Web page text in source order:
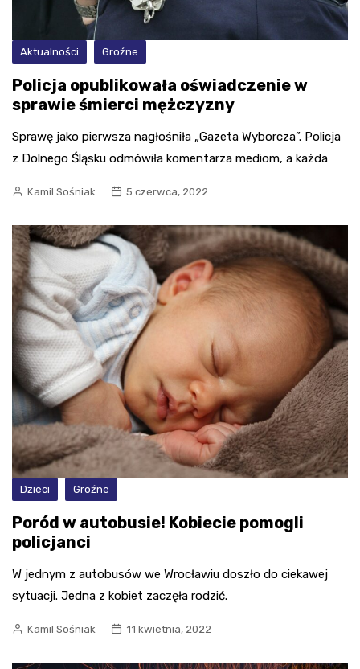
Aktualności Groźne
Policja opublikowała oświadczenie w
sprawie śmierci mężczyzny
Sprawę jako pierwsza nagłośniła „Gazeta Wyborcza”. Policja
z Dolnego Śląsku odmówiła komentarza mediom, a każda
Kamil Sośniak 5 czerwca, 2022
Dzieci Groźne
Poród w autobusie! Kobiecie pomogli
policjanci
W jednym z autobusów we Wrocławiu doszło do ciekawej
sytuacji. Jedna z kobiet zaczęła rodzić.
Kamil Sośniak 11 kwietnia, 2022